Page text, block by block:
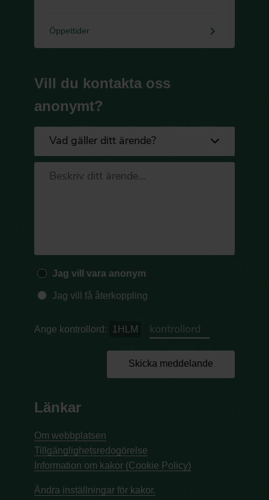
Öppettider keyboard_arrow_right
Vill du kontakta oss
anonymt?
Jag vill vara anonym
Jag vill få återkoppling
Ange kontrollord: 1HLM
Skicka meddelande
Länkar
Om webbplatsen
Tillgänglighetsredogörelse
Information om kakor (Cookie Policy)
Ändra inställningar för kakor.